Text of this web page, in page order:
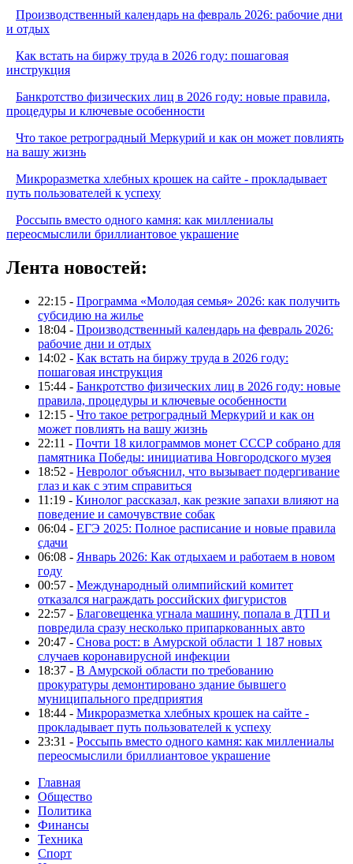
Производственный календарь на февраль 2026: рабочие дни
и отдых
Как встать на биржу труда в 2026 году: пошаговая
инструкция
Банкротство физических лиц в 2026 году: новые правила,
процедуры и ключевые особенности
Что такое ретроградный Меркурий и как он может повлиять
на вашу жизнь
Микроразметка хлебных крошек на сайте - прокладывает
путь пользователей к успеху
Россыпь вместо одного камня: как миллениалы
переосмыслили бриллиантовое украшение
Лента новостей:
22:15 - Программа «Молодая семья» 2026: как получить
субсидию на жилье
18:04 - Производственный календарь на февраль 2026:
рабочие дни и отдых
14:02 - Как встать на биржу труда в 2026 году:
пошаговая инструкция
15:44 - Банкротство физических лиц в 2026 году: новые
правила, процедуры и ключевые особенности
12:15 - Что такое ретроградный Меркурий и как он
может повлиять на вашу жизнь
22:11 - Почти 18 килограммов монет СССР собрано для
памятника Победы: инициатива Новгородского музея
18:52 - Невролог объяснил, что вызывает подергивание
глаз и как с этим справиться
11:19 - Кинолог рассказал, как резкие запахи влияют на
поведение и самочувствие собак
06:04 - ЕГЭ 2025: Полное расписание и новые правила
сдачи
06:08 - Январь 2026: Как отдыхаем и работаем в новом
году
00:57 - Международный олимпийский комитет
отказался награждать российских фигуристов
22:57 - Благовещенка угнала машину, попала в ДТП и
повредила сразу несколько припаркованных авто
20:47 - Снова рост: в Амурской области 1 187 новых
случаев коронавирусной инфекции
18:37 - В Амурской области по требованию
прокуратуры демонтировано здание бывшего
муниципального предприятия
18:44 - Микроразметка хлебных крошек на сайте -
прокладывает путь пользователей к успеху
23:31 - Россыпь вместо одного камня: как миллениалы
переосмыслили бриллиантовое украшение
Главная
Общество
Политика
Финансы
Техника
Спорт